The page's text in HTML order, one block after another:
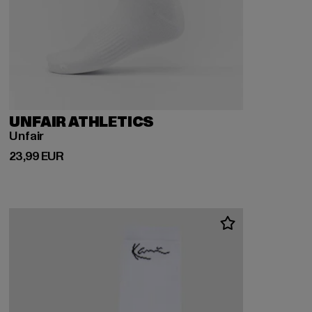
UNFAIR ATHLETICS
Unfair
23,99 EUR
Derzeitiger Preis: 23,99 EUR